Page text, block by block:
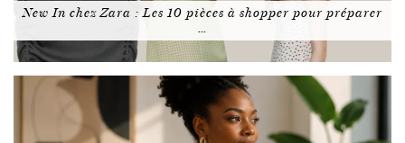
New In chez Zara : Les 10 pièces à shopper pour préparer
…